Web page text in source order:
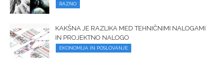
RAZNO
KAKŠNA JE RAZLIKA MED TEHNIČNIMI NALOGAMI
IN PROJEKTNO NALOGO
EKONOMIJA IN POSLOVANJE